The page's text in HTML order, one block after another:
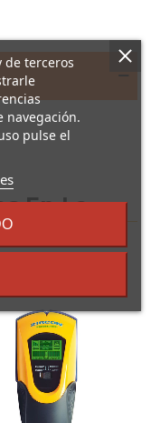
En La
de terceros
navegación.
pulse el